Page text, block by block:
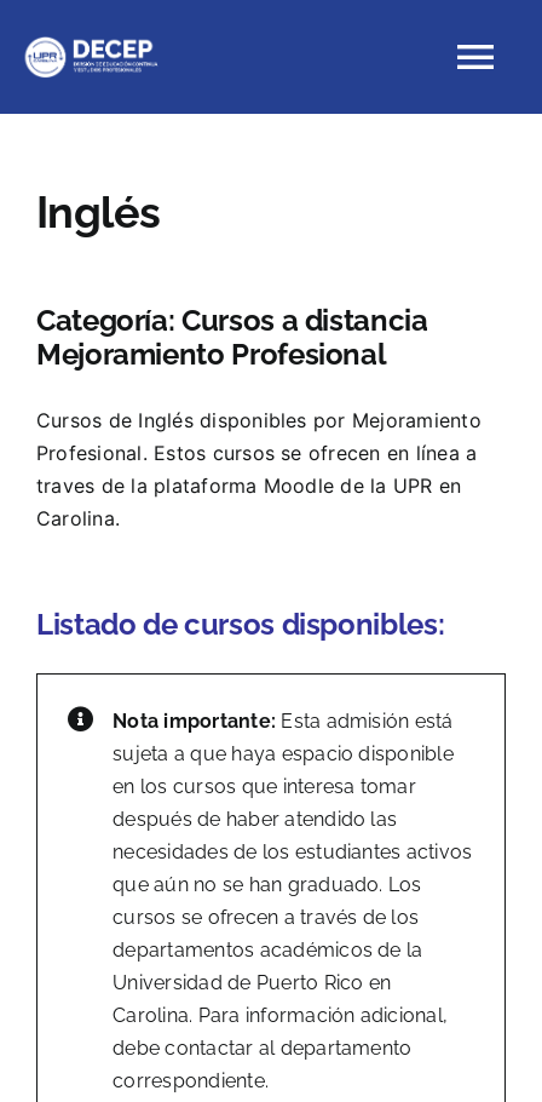
content
Proyectos Especiales
DECEP
Inglés
Categoría:Cursos a distancia
Mejoramiento Profesional
Cursos de Inglés disponibles por Mejoramiento
Profesional. Estos cursos se ofrecen en línea a
traves de la plataforma Moodle de la UPR en
Carolina.
Listado de cursos disponibles:
Nota importante: Esta admisión está
sujeta a que haya espacio disponible
en los cursos que interesa tomar
después de haber atendido las
necesidades de los estudiantes activos
que aún no se han graduado. Los
cursos se ofrecen a través de los
departamentos académicos de la
Universidad de Puerto Rico en
Carolina. Para información adicional,
debe contactar al departamento
correspondiente.